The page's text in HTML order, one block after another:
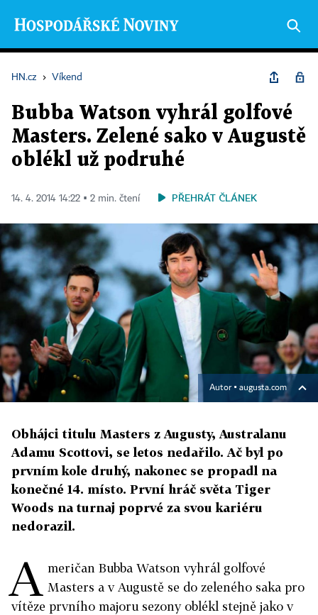
HN.cz › Víkend
Bubba Watson vyhrál golfové
Masters. Zelené sako v Augustě
oblékl už podruhé
14. 4. 2014 14:22 ▪ 2 min. čtení PŘEHRÁT ČLÁNEK
Autor ▪ augusta.com
Obhájci titulu Masters z Augusty, Australanu
Adamu Scottovi, se letos nedařilo. Ač byl po
prvním kole druhý, nakonec se propadl na
konečné 14. místo. První hráč světa Tiger
Woods na turnaj poprvé za svou kariéru
nedorazil.
A meričan Bubba Watson vyhrál golfové
Masters a v Augustě se do zeleného saka pro
vítěze prvního majoru sezony oblékl stejně jako v